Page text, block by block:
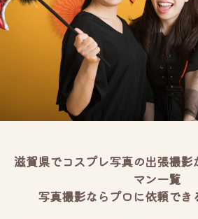
滋賀県でコスプレ写真の出張撮影
マン一覧
写真撮影ならプロに依頼でき